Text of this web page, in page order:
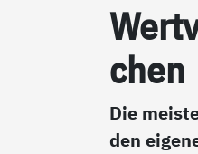
chen
Die
den